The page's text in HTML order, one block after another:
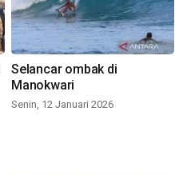
Selancar ombak di
Manokwari
Senin, 12 Januari 2026